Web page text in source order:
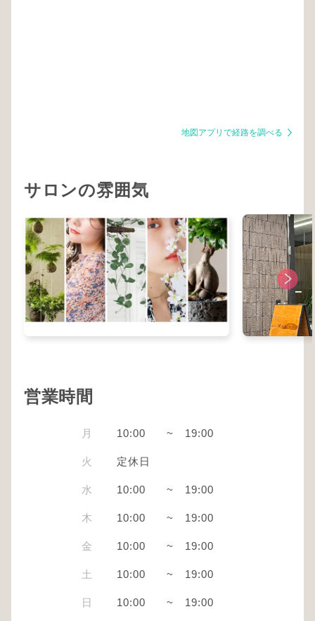
地図アプリで経路を調べる
サロンの雰囲気
営業時間
月 10:00 ~ 19:00
火 定休日
水 10:00 ~ 19:00
木 10:00 ~ 19:00
金 10:00 ~ 19:00
土 10:00 ~ 19:00
日 10:00 ~ 19:00